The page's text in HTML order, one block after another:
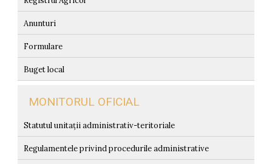
Anunturi
Formulare
Buget local
MONITORUL OFICIAL
Statutul unitații administrativ-teritoriale
Regulamentele privind procedurile administrative